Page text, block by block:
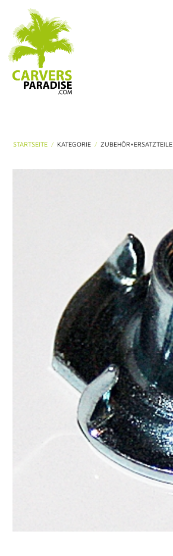
STARTSEITE / KATEGORIE / ZUBEHÖR+ERSATZTEILE